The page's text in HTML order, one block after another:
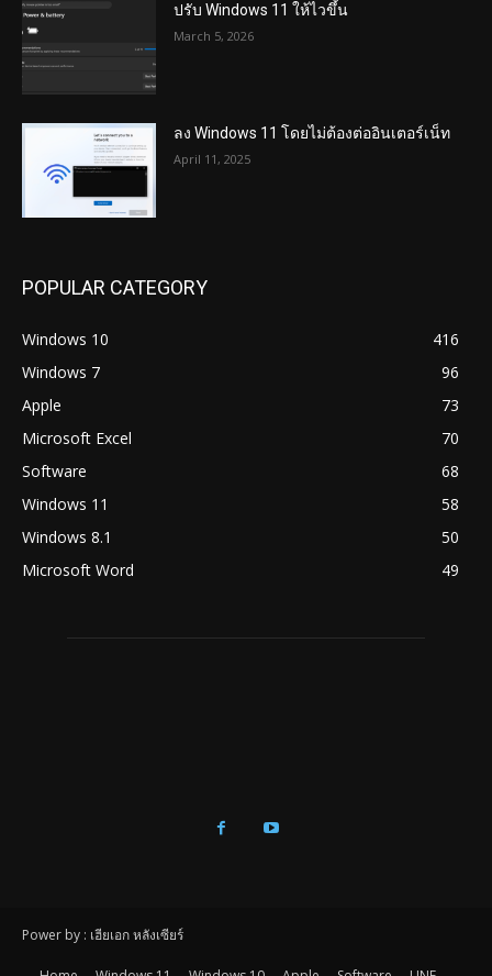
ปรับ Windows 11 ให้ไวขึ้น
March 5, 2026
ลง Windows 11 โดยไม่ต้องต่ออินเตอร์เน็ท
April 11, 2025
POPULAR CATEGORY
Windows 10
416
Windows 7
96
Apple
73
Microsoft Excel
70
Software
68
Windows 11
58
Windows 8.1
50
Microsoft Word
49
Power by : เฮียเอก หลังเซียร์